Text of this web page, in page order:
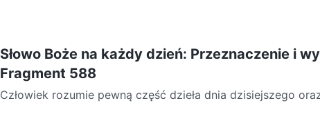
Słowo Boże na każdy dzień: Przeznaczenie i
Fragment 588
Człowiek rozumie pewną część dzieła dnia dzisiejszego